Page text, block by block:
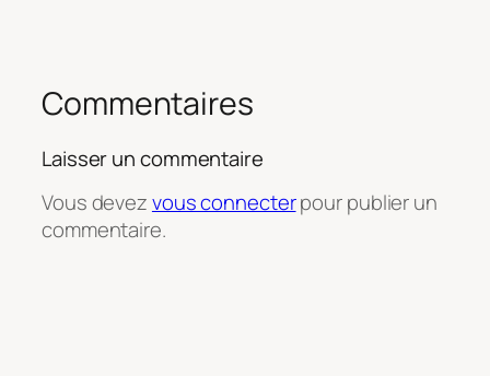
Commentaires
Laisser un commentaire
Vous devezvous connecterpour publier un
commentaire.